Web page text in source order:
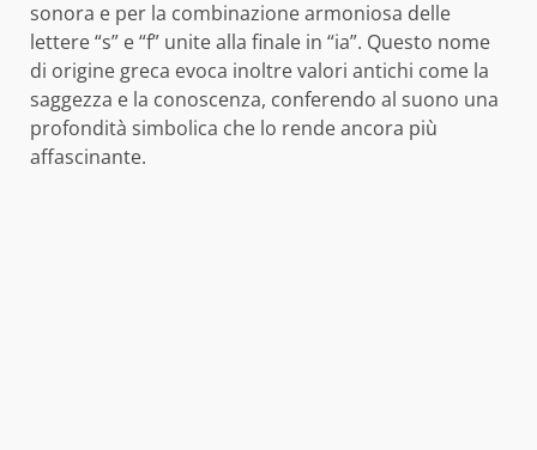
sonora e per la combinazione armoniosa delle
lettere “s” e “f” unite alla finale in “ia”. Questo nome
di origine greca evoca inoltre valori antichi come la
saggezza e la conoscenza, conferendo al suono una
profondità simbolica che lo rende ancora più
affascinante.